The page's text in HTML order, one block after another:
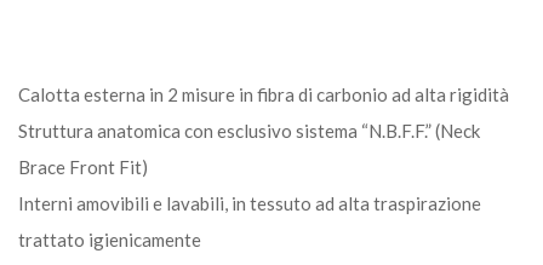
Calotta esterna in 2 misure in fibra di carbonio ad alta rigidità
Struttura anatomica con esclusivo sistema “N.B.F.F.” (Neck
Brace Front Fit)
Interni amovibili e lavabili, in tessuto ad alta traspirazione
trattato igienicamente